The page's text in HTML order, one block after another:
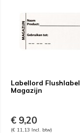
Labellord Flushlabel
Magazijn
€ 9,20
(€ 11,13 Incl. btw)